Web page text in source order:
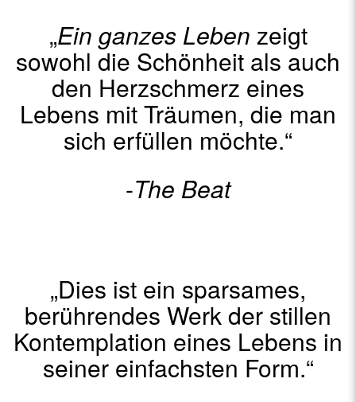
„Ein ganzes Leben zeigt
sowohl die Schönheit als auch
den Herzschmerz eines
Lebens mit Träumen, die man
sich erfüllen möchte.“
-The Beat
„Dies ist ein sparsames,
berührendes Werk der stillen
Kontemplation eines Lebens in
seiner einfachsten Form.“